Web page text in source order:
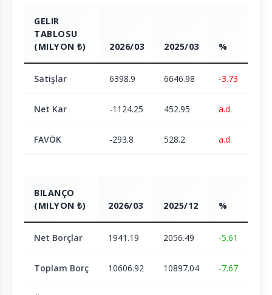
GELIR
TABLOSU
(MILYON ₺)
2026/03 2025/03 %
Satışlar 6398.9 6646.98 -3.73
Net Kar -1124.25 452.95 a.d.
FAVÖK -293.8 528.2 a.d.
BILANÇO
(MILYON ₺)
2026/03 2025/12 %
Net Borçlar 1941.19 2056.49 -5.61
Toplam Borç 10606.92 10897.04 -7.67